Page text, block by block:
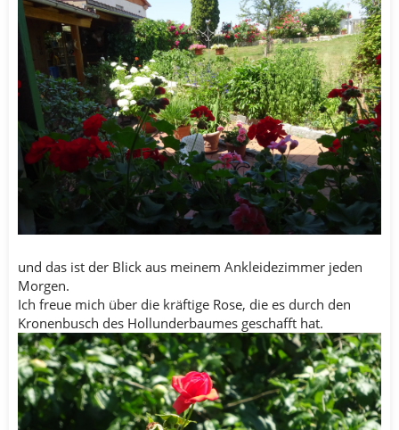
und das ist der Blick aus meinem Ankleidezimmer jeden
Morgen.
Ich freue mich über die kräftige Rose, die es durch den
Kronenbusch des Hollunderbaumes geschafft hat.